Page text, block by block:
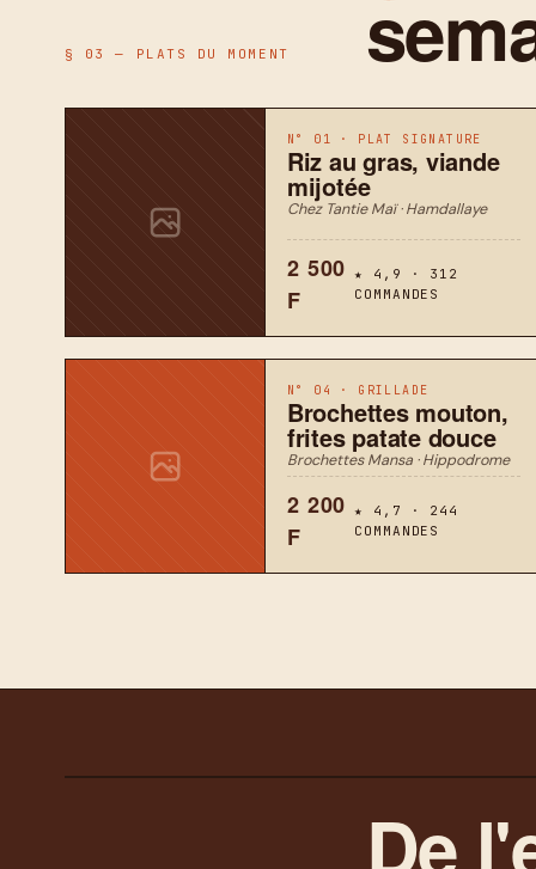
§ 03 — PLATS DU MOMENT
N° 01 · PLAT SIGNATURE
Riz au gras, viande
mijotée
Chez Tantie Maï · Hamdallaye
2 500
F
★ 4,9 · 312
COMMANDES
N° 04 · GRILLADE
Brochettes mouton,
frites patate douce
Brochettes Mansa · Hippodrome
2 200
F
★ 4,7 · 244
COMMANDES
De